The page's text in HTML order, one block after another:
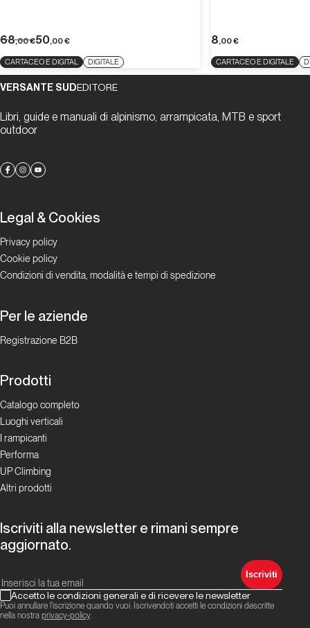
68,00€50,00€
CARTACEO E DIGITAL DIGITALE
8,00€
CARTACEO E DIGITALE
VERSANTE SUDEDITORE
Libri, guide e manuali di alpinismo, arrampicata, MTB e sport
outdoor
Legal & Cookies
Privacy policy
Cookie policy
Condizioni di vendita, modalità e tempi di spedizione
Per le aziende
Registrazione B2B
Prodotti
Catalogo completo
Luoghi verticali
I rampicanti
Performa
UP Climbing
Altri prodotti
Iscriviti alla newsletter e rimani sempre
aggiornato.
Iscriviti
Accetto le condizioni generali e di ricevere le newsletter
Puoi annullare l'iscrizione quando vuoi. Iscrivendoti accetti le condizioni descritte
nella nostra privacy-policy.